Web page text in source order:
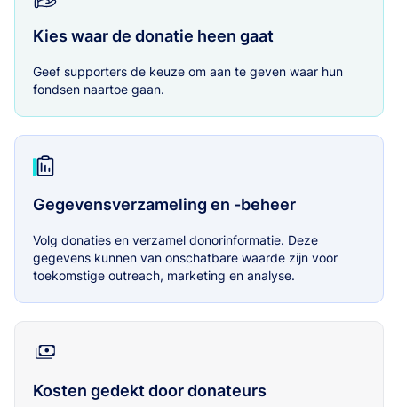
Kies waar de donatie heen gaat
Geef supporters de keuze om aan te geven waar hun
fondsen naartoe gaan.
Gegevensverzameling en -beheer
Volg donaties en verzamel donorinformatie. Deze
gegevens kunnen van onschatbare waarde zijn voor
toekomstige outreach, marketing en analyse.
Kosten gedekt door donateurs